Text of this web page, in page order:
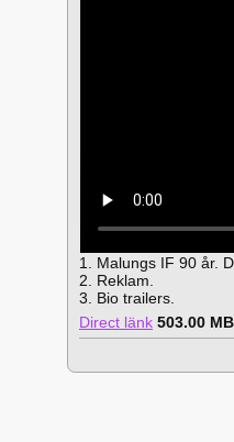
1. Malungs IF 90 år.
2. Reklam.
3. Bio trailers.
Direct länk 503.00 MB